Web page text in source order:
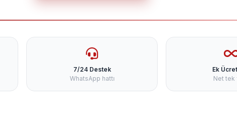
7/24 Destek
WhatsApp hattı
Ek
Net tek